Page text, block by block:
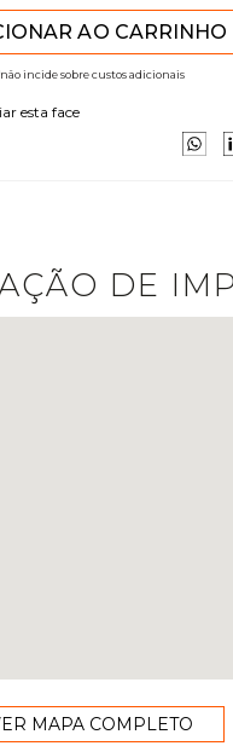
incide sobre custos adicionais
esta face
DE
MAPA COMPLETO